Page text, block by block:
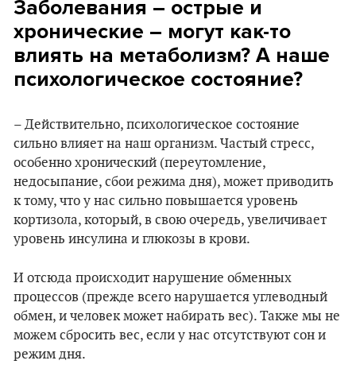
Заболевания – острые и
хронические – могут как-то
влиять на метаболизм? А наше
психологическое состояние?
– Действительно, психологическое состояние
сильно влияет на наш организм. Частый стресс,
особенно хронический (переутомление,
недосыпание, сбои режима дня), может приводить
к тому, что у нас сильно повышается уровень
кортизола, который, в свою очередь, увеличивает
уровень инсулина и глюкозы в крови.
И отсюда происходит нарушение обменных
процессов (прежде всего нарушается углеводный
обмен, и человек может набирать вес). Также мы не
можем сбросить вес, если у нас отсутствуют сон и
режим дня.